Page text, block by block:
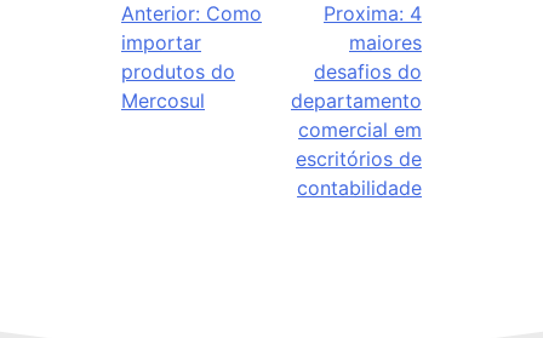
Anterior: Como
importar
produtos do
Mercosul
Proxima: 4
maiores
desafios do
departamento
comercial em
escritórios de
contabilidade